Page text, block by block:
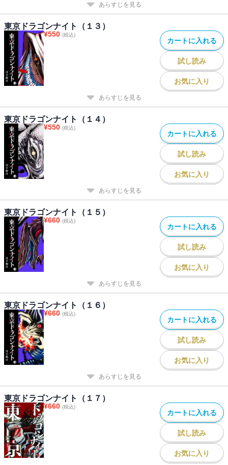
あらすじを見る
東京ドラゴンナイト（１３）
¥550 (税込)
カートに入れる
試し読み
お気に入り
あらすじを見る
東京ドラゴンナイト（１４）
¥550 (税込)
カートに入れる
試し読み
お気に入り
あらすじを見る
東京ドラゴンナイト（１５）
¥660 (税込)
カートに入れる
試し読み
お気に入り
あらすじを見る
東京ドラゴンナイト（１６）
¥660 (税込)
カートに入れる
試し読み
お気に入り
あらすじを見る
東京ドラゴンナイト（１７）
¥660 (税込)
カートに入れる
試し読み
お気に入り